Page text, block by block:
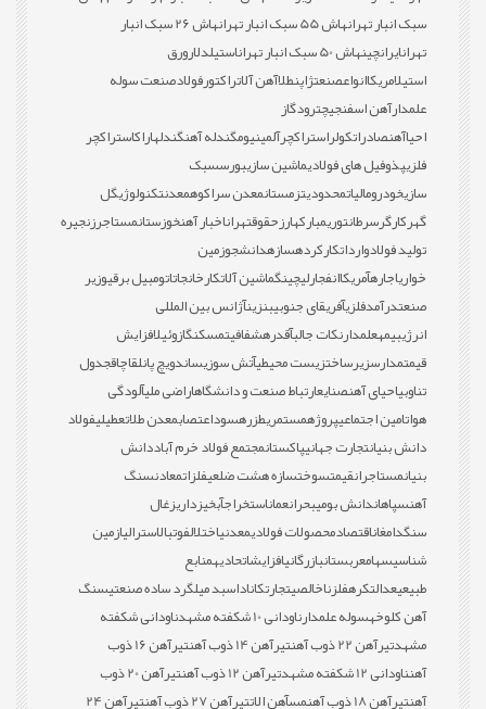
سبک انبار تهرانهاش 55 سبک انبار تهران
هاش 26 سبک انبار
تهرانایرانچینهاش 50 سبک انبار تهران استیلدلارورق
استیلامریکاانواعصنعتژاپنطلاآهن آلاتراکتورفولادصنعت سوله
علمدارآهن اسفنجیچترودگاز
احیاآهنصادراتکولراستراکچرآلمینیومگندله آهنگندلهاراکاستراکچر
فلزیپذوفیل های فولادیماشین سازیبورسسبک
سازیخودرومالیاتمحدودیتزمستانمعدن سراکوهمعدنتکنولوژیگل
گهرکارگرسرطانتوریمبارکهارزحقوقتهراناخبار آهنخوزستانمستاجرزنجیره
تولید فولادوارداتکارکردهسازهدانشجوزمین
خواریاجارهآمریکاانفجارلیچینگماشین آلاتکارخانجاتاتومبیل برقیوزیر
صنعتدرآمدفلزیآفریقای جنوبیبنزینآژانس بین المللی
انرژیبیمهعلمدارنکات جالبآقدرهشفافیتمسکنگازوئیلافزایش
قیمتمدارسزیرساختزیست محیطیآتش سوزیساندویچ پانلقاچاقجدول
تناوبیاحیای آهنصنایعارتباط صنعت و دانشگاهاراضی ملیآلودگی
هواتامین اجتماعیپروژهمستمریطزرهسوداعتصابمعدن طلاتعطیلیفولاد
دانش بنیانتجارت جهانیپاکستانمجتمع فولاد خرم آباددانش
بنیانمستاجرانقیمتسوختسازه هشت ضلعیفلزاتمعادنسنگ
آهنسپاهاندانش بومیبحرانعماناستخراجآبخیزداریزغال
سنگدامغاناقتصادمحصولات فولادیمعدنیاختلالفوتبالاسترالیازمین
شناسیسهامعربستانبازرگانیافزایشاتحادیهمنابع
طبیعیعدالتکرهفلزناخالصیتجارتکاناداسبد میلگرد ساده صنعتیسنگ
آهن کلوخهسوله علمدارناودانی 10 شکفته مشهد
ناودانی شکفته
مشهدتیرآهن 22 ذوب آهن تیرآهن 14 ذوب آهن
تیرآهن 16 ذوب
آهنناودانی 12 شکفته مشهد تیرآهن 12 ذوب آهن
تیرآهن 20 ذوب
آهنتیرآهن 18 ذوب آهن مسآهن الاتتیرآهن 27 ذوب آهن
تیرآهن 24